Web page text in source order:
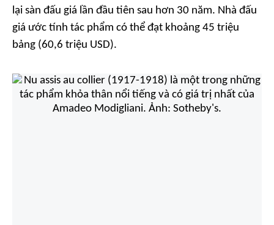
lại sàn đấu giá lần đầu tiên sau hơn 30 năm. Nhà đấu
giá ước tính tác phẩm có thể đạt khoảng 45 triệu
bảng (60,6 triệu USD).